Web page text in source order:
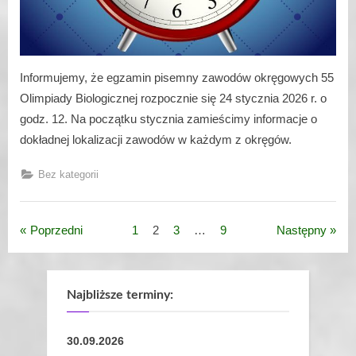
Informujemy, że egzamin pisemny zawodów okręgowych 55
Olimpiady Biologicznej rozpocznie się 24 stycznia 2026 r. o
godz. 12. Na początku stycznia zamieścimy informacje o
dokładnej lokalizacji zawodów w każdym z okręgów.
Bez kategorii
Nawigacja
wpisach
Poprzedni 1 2 3 … 9 Następny
Najbliższe terminy:
30.09.2026